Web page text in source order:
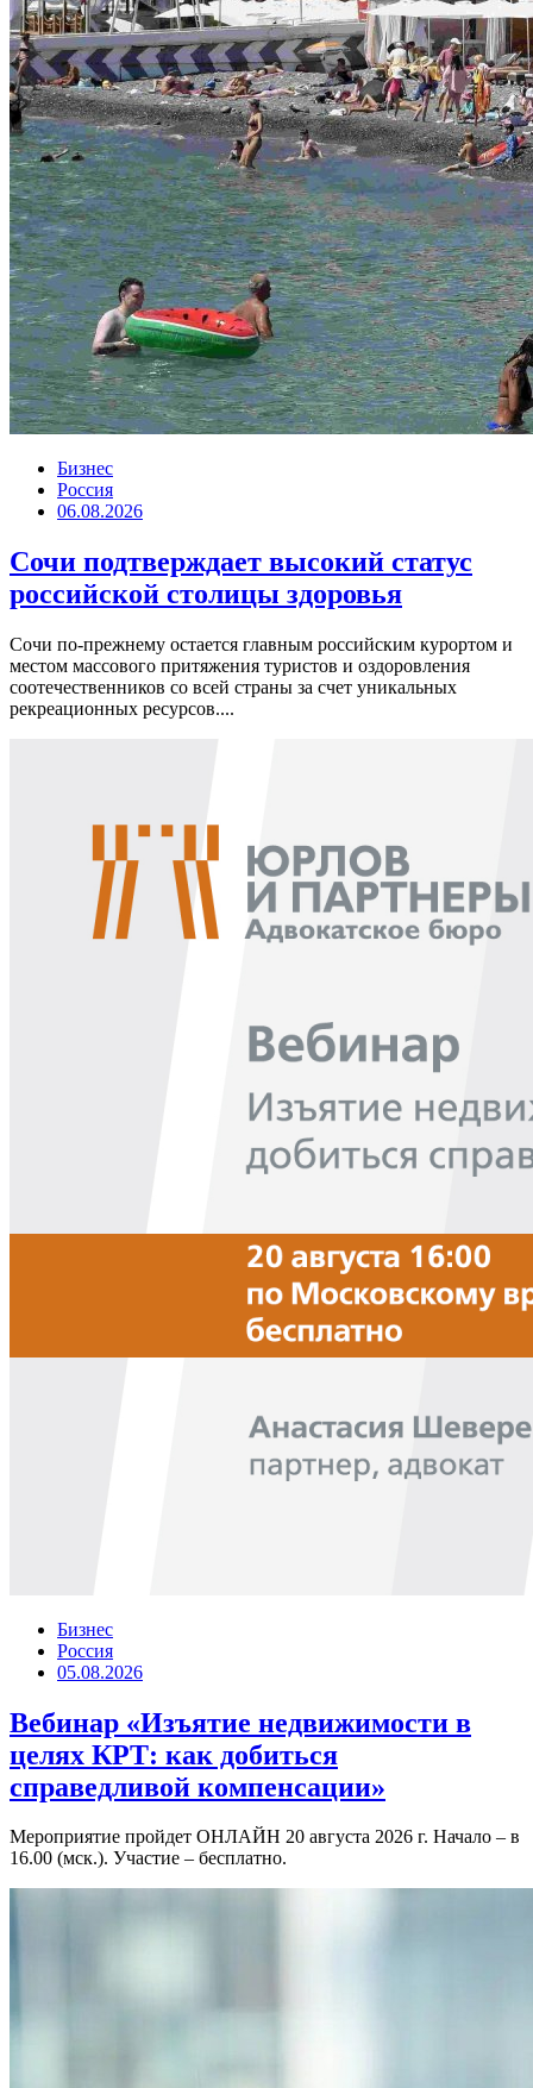
Бизнес
Россия
06.08.2026
Сочи подтверждает высокий статус
российской столицы здоровья
Сочи по-прежнему остается главным российским курортом и
местом массового притяжения туристов и оздоровления
соотечественников со всей страны за счет уникальных
рекреационных ресурсов....
Бизнес
Россия
05.08.2026
Вебинар «Изъятие недвижимости в
целях КРТ: как добиться
справедливой компенсации»
Мероприятие пройдет ОНЛАЙН 20 августа 2026 г. Начало – в
16.00 (мск.). Участие – бесплатно.